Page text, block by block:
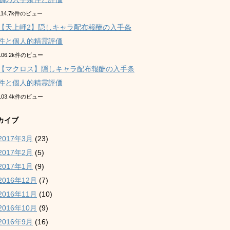
件のビュー
天上岬2】隠しキャラ配布報酬の入手条
と個人的精霊評価
件のビュー
マクロス】隠しキャラ配布報酬の入手条
と個人的精霊評価
件のビュー
イブ
年3月 (23)
年2月 (5)
年1月 (9)
年12月 (7)
年11月 (10)
年10月 (9)
年9月 (16)